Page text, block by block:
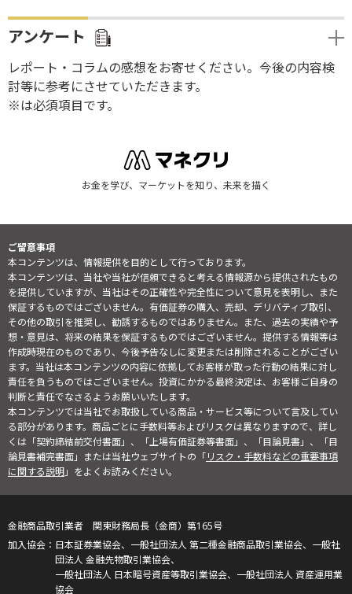
アンケート
レポート・コラムの感想をお寄せください。今後の内容検
討等に参考にさせていただきます。
※は必須項目です。
お金を学び、マーケットを知り、未来を描く
ご留意事項
本コンテンツは、情報提供を目的として行っております。
本コンテンツは、当社や当社が信頼できると考える情報源から提供されたもの
を提供していますが、当社はその正確性や完全性について意見を表明し、また
保証するものではございません。有価証券の購入、売却、デリバティブ取引、
その他の取引を推奨し、勧誘するものではありません。また、過去の実績や予
想・意見は、将来の結果を保証するものではございません。提供する情報等は
作成時現在のものであり、今後予告なしに変更または削除されることがござい
ます。当社は本コンテンツの内容に依拠してお客様が取った行動の結果に対し
責任を負うものではございません。投資にかかる最終決定は、お客様ご自身の
判断と責任でなさるようお願いいたします。
本コンテンツでは当社でお取扱している商品・サービス等について言及してい
る部分があります。商品ごとに手数料等およびリスクは異なりますので、詳し
くは「契約締結前交付書面」、「上場有価証券等書面」、「目論見書」、「目
論見書補完書面」または当社ウェブサイトの「リスク・手数料などの重要事項
に関する説明」をよくお読みください。
金融商品取引業者 関東財務局長（金商）第165号
日本証券業協会、一般社団法人 第二種金融商品取引業協会、一般社
団法人 金融先物取引業協会、
一般社団法人 日本暗号資産等取引業協会、一般社団法人 資産運用業
協会